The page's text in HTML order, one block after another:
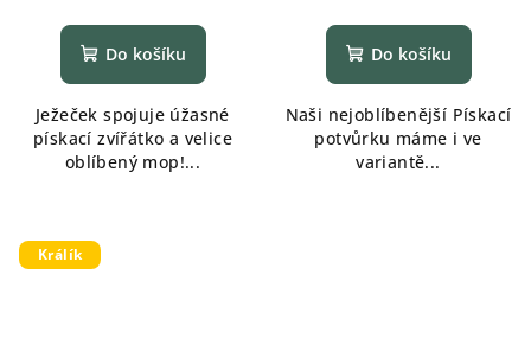
Do košíku
Ježeček spojuje úžasné
pískací zvířátko a velice
oblíbený mop!...
Do košíku
Naši nejoblíbenější Pískací
potvůrku máme i ve
variantě...
Králík